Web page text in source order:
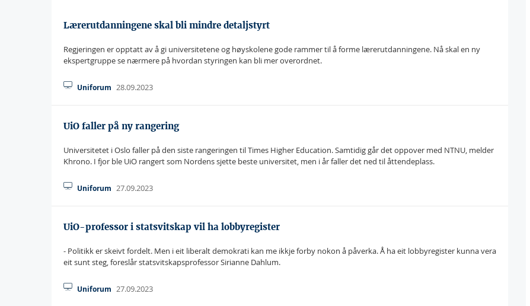
Lærerutdanningene skal bli mindre detaljstyrt
Regjeringen er opptatt av å gi universitetene og høyskolene gode rammer til å forme lærerutdanningene. Nå skal en ny
ekspertgruppe se nærmere på hvordan styringen kan bli mer overordnet.
Uniforum 28.09.2023
UiO faller på ny rangering
Universitetet i Oslo faller på den siste rangeringen til Times Higher Education. Samtidig går det oppover med NTNU, melder
Khrono. I fjor ble UiO rangert som Nordens sjette beste universitet, men i år faller det ned til åttendeplass.
Uniforum 27.09.2023
UiO-professor i statsvitskap vil ha lobbyregister
- Politikk er skeivt fordelt. Men i eit liberalt demokrati kan me ikkje forby nokon å påverka. Å ha eit lobbyregister kunna vera
eit sunt steg, foreslår statsvitskapsprofessor Sirianne Dahlum.
Uniforum 27.09.2023